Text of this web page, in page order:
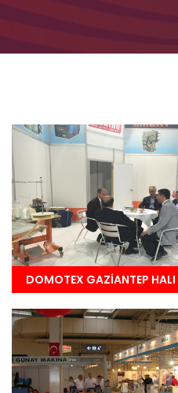
DOMOTEX GAZİANTEP